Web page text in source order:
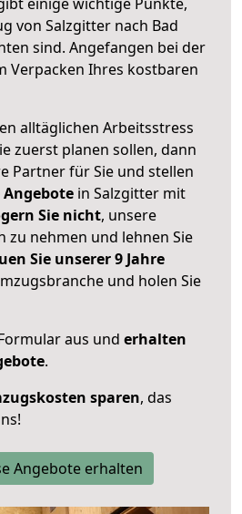
von Salzgitter nach Bad
sind. Angefangen bei der
Verpacken Ihres kostbaren
alltäglichen Arbeitsstress
zuerst planen sollen, dann
Partner für Sie und stellen
in Salzgitter mit
Sie nicht, unsere
zu nehmen und lehnen Sie
Sie unserer 9 Jahre
und holen Sie
aus und erhalten
.
sparen, das
Angebote erhalten